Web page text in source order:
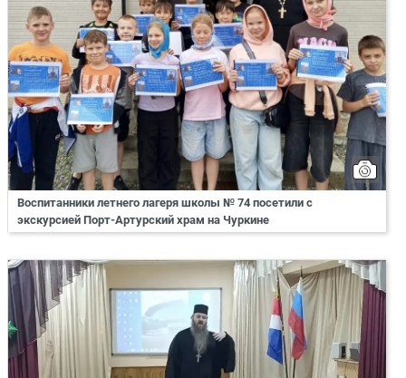
Воспитанники летнего лагеря школы № 74 посетили с
экскурсией Порт-Артурский храм на Чуркине